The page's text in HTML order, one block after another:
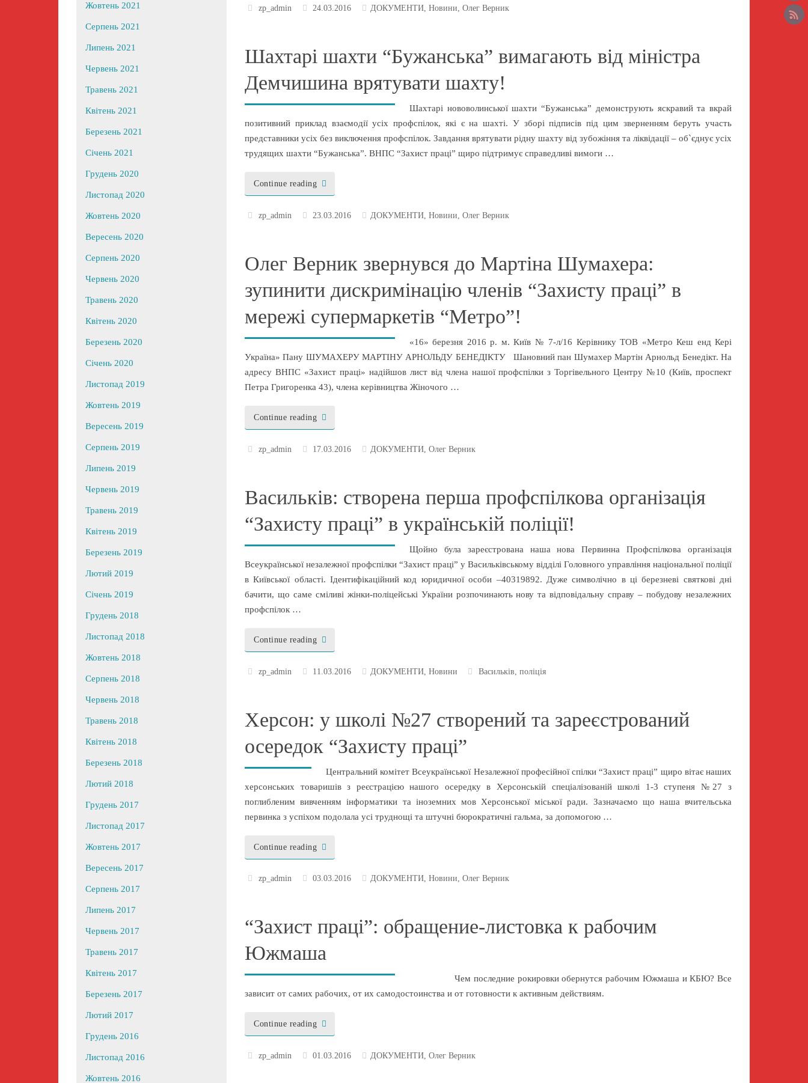
zp_admin 24.03.2016 ДОКУМЕНТИ, Новини, Олег Верник
Шахтарі шахти “Бужанська” вимагають від міністра
Демчишина врятувати шахту!
Шахтарі нововолинської шахти “Бужанська” демонструють яскравий та вкрай
позитивний приклад взаємодії усіх профспілок, які є на шахті. У зборі підписів під цим зверненням беруть участь
представники усіх без виключення профспілок. Завдання врятувати рідну шахту від зубожіння та ліквідації – об`єднує усіх
трудящих шахти “Бужанська”. ВНПС “Захист праці” щиро підтримує справедливі вимоги …
Continue reading
zp_admin 23.03.2016 ДОКУМЕНТИ, Новини, Олег Верник
Олег Верник звернувся до Мартіна Шумахера:
зупинити дискримінацію членів “Захисту праці” в
мережі супермаркетів “Метро”!
«16» березня 2016 р. м. Київ № 7-л/16 Керівнику ТОВ «Метро Кеш енд Кері
Україна» Пану ШУМАХЕРУ МАРТІНУ АРНОЛЬДУ БЕНЕДІКТУ Шановний пан Шумахер Мартін Арнольд Бенедікт. На
адресу ВНПС «Захист праці» надійшов лист від члена нашої профспілки з Торгівельного Центру №10 (Київ, проспект
Петра Григоренка 43), члена керівництва Жіночого …
Continue reading
zp_admin 17.03.2016 ДОКУМЕНТИ, Олег Верник
Васильків: створена перша профспілкова організація
“Захисту праці” в українській поліції!
Щойно була зареєстрована наша нова Первинна Профспілкова організація
Всеукраїнської незалежної профспілки “Захист праці” у Васильківському відділі Головного управління національної поліції
в Київської області. Ідентифікаційний код юридичної особи –40319892. Дуже символічно в ці березневі святкові дні
бачити, що саме сміливі жінки-поліцейські України розпочинають нову та відповідальну справу – побудову незалежних
профспілок …
Continue reading
zp_admin 11.03.2016 ДОКУМЕНТИ, Новини Васильків поліція
Херсон: у школі №27 створений та зареєстрований
осередок “Захисту праці”
Центральний комітет Всеукраїнської Незалежної професійної спілки “Захист праці” щиро вітає наших
херсонських товаришів з реєстрацією нашого осередку в Херсонській спеціалізованій школі 1-3 ступеня №27 з
поглибленим вивченням інформатики та іноземних мов Херсонської міської ради. Зазначаємо що наша вчительська
первинка з успіхом подолала усі труднощі та штучні бюрократичні гальма, за допомогою …
Continue reading
zp_admin 03.03.2016 ДОКУМЕНТИ, Новини, Олег Верник
“Захист праці”: обращение-листовка к рабочим
Южмаша
Чем последние рокировки обернутся рабочим Южмаша и КБЮ? Все
зависит от самих рабочих, от их самодостоинства и от готовности к активным действиям.
Continue reading
zp_admin 01.03.2016 ДОКУМЕНТИ, Олег Верник
Жовтень 2021
Серпень 2021
Липень 2021
Червень 2021
Травень 2021
Квітень 2021
Березень 2021
Січень 2021
Грудень 2020
Листопад 2020
Жовтень 2020
Вересень 2020
Серпень 2020
Червень 2020
Травень 2020
Квітень 2020
Березень 2020
Січень 2020
Листопад 2019
Жовтень 2019
Вересень 2019
Серпень 2019
Липень 2019
Червень 2019
Травень 2019
Квітень 2019
Березень 2019
Лютий 2019
Січень 2019
Грудень 2018
Листопад 2018
Жовтень 2018
Серпень 2018
Червень 2018
Травень 2018
Квітень 2018
Березень 2018
Лютий 2018
Грудень 2017
Листопад 2017
Жовтень 2017
Вересень 2017
Серпень 2017
Липень 2017
Червень 2017
Травень 2017
Квітень 2017
Березень 2017
Лютий 2017
Грудень 2016
Листопад 2016
Жовтень 2016